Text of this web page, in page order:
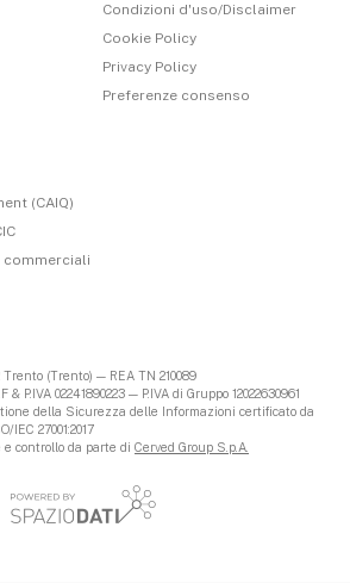
Condizioni d'uso/Disclaimer
Cookie Policy
Privacy Policy
Preferenze consenso
(CAIQ)
commerciali
Trento (Trento) — REA TN 210089
P.IVA 02241890223 — P.IVA di Gruppo 12022630961
della Sicurezza delle Informazioni certificato da
IEC 27001:2017
controllo da parte di Cerved Group S.p.A.